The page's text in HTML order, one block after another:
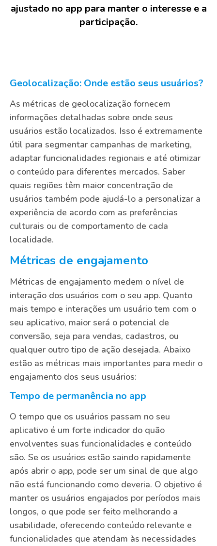
ajustado no app para manter o interesse e a
participação.
Geolocalização: Onde estão seus usuários?
As métricas de geolocalização fornecem
informações detalhadas sobre onde seus
usuários estão localizados. Isso é extremamente
útil para segmentar campanhas de marketing,
adaptar funcionalidades regionais e até otimizar
o conteúdo para diferentes mercados. Saber
quais regiões têm maior concentração de
usuários também pode ajudá-lo a personalizar a
experiência de acordo com as preferências
culturais ou de comportamento de cada
localidade.
Métricas de engajamento
Métricas de engajamento medem o nível de
interação dos usuários com o seu app. Quanto
mais tempo e interações um usuário tem com o
seu aplicativo, maior será o potencial de
conversão, seja para vendas, cadastros, ou
qualquer outro tipo de ação desejada. Abaixo
estão as métricas mais importantes para medir o
engajamento dos seus usuários:
Tempo de permanência no app
O tempo que os usuários passam no seu
aplicativo é um forte indicador do quão
envolventes suas funcionalidades e conteúdo
são. Se os usuários estão saindo rapidamente
após abrir o app, pode ser um sinal de que algo
não está funcionando como deveria. O objetivo é
manter os usuários engajados por períodos mais
longos, o que pode ser feito melhorando a
usabilidade, oferecendo conteúdo relevante e
funcionalidades que atendam às necessidades